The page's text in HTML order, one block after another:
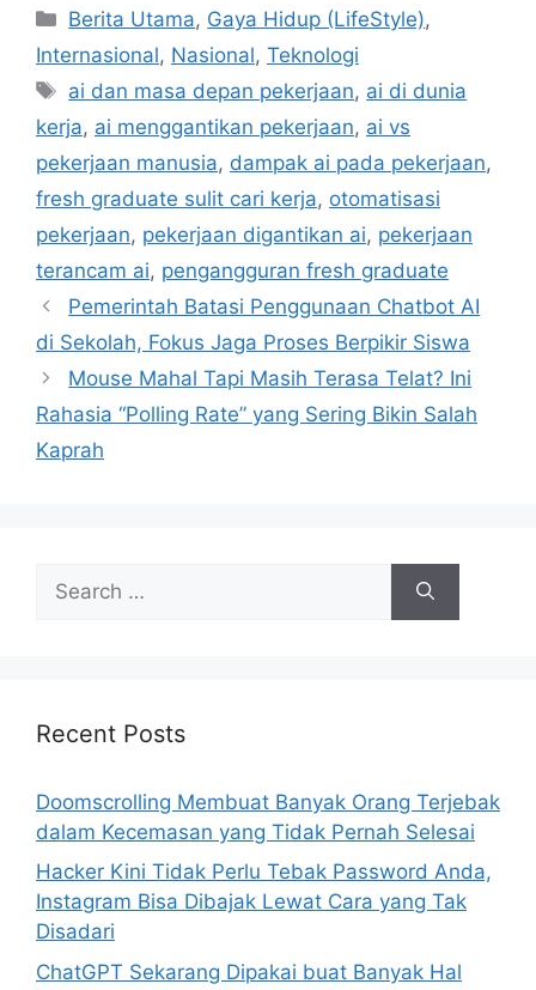
C
e
g
o
r
s
Berita Utama, Gaya Hidup (LifeStyle),
Internasional, Nasional, Teknologi
T
a
g
s
ai dan masa depan pekerjaan, ai di dunia
kerja, ai menggantikan pekerjaan, ai vs
pekerjaan manusia, dampak ai pada pekerjaan,
fresh graduate sulit cari kerja, otomatisasi
pekerjaan, pekerjaan digantikan ai, pekerjaan
terancam ai, pengangguran fresh graduate
Pemerintah Batasi Penggunaan Chatbot AI
di Sekolah, Fokus Jaga Proses Berpikir Siswa
Mouse Mahal Tapi Masih Terasa Telat? Ini
Rahasia “Polling Rate” yang Sering Bikin Salah
Kaprah
h
r
:
Recent Posts
Doomscrolling Membuat Banyak Orang Terjebak
dalam Kecemasan yang Tidak Pernah Selesai
Hacker Kini Tidak Perlu Tebak Password Anda,
Instagram Bisa Dibajak Lewat Cara yang Tak
Disadari
ChatGPT Sekarang Dipakai buat Banyak Hal